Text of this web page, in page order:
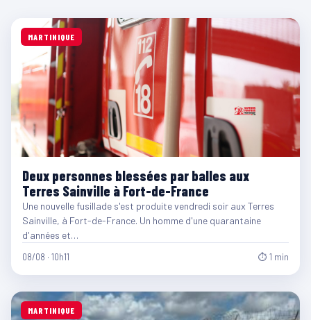
MARTINIQUE
Deux personnes blessées par balles aux
Terres Sainville à Fort-de-France
Une nouvelle fusillade s'est produite vendredi soir aux Terres
Sainville, à Fort-de-France. Un homme d'une quarantaine
d'années et…
08/08 · 10h11 ⏱ 1 min
MARTINIQUE